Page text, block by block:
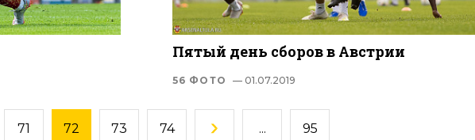
Пятый день сборов в Австрии
56 ФОТО — 01.07.2019
71 72 73 74 ... 95